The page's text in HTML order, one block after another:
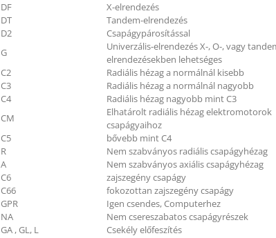
DF
X-elrendezés
DT
Tandem-elrendezés
D2
Csapágypárosítással
G
Univerzális-elrendezés X-, O-, vagy
elrendezésekben lehetséges
C2
Radiális hézag a normálnál kisebb
C3
Radiális hézag a normálnál nagyobb
C4
Radiális hézag nagyobb mint C3
CM
Elhatárolt radiális hézag elektromotorok
csapágyaihoz
C5
bővebb mint C4
R
Nem szabványos radiális csapágyhézag
A
Nem szabványos axiális csapágyhézag
C6
zajszegény csapágy
C66
fokozottan zajszegény csapágy
GPR
Igen csendes, Computerhez
NA
Nem csereszabatos csapágyrészek
GA , GL, L
Csekély előfeszítés